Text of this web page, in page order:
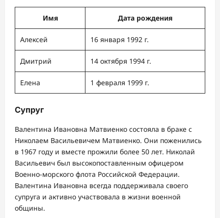
Имя Дата рождения
Алексей 16 января 1992 г.
Дмитрий 14 октября 1994 г.
Елена 1 февраля 1999 г.
Супруг
Валентина Ивановна Матвиенко состояла в браке с
Николаем Васильевичем Матвиенко. Они поженились
в 1967 году и вместе прожили более 50 лет. Николай
Васильевич был высокопоставленным офицером
Военно-морского флота Российской Федерации.
Валентина Ивановна всегда поддерживала своего
супруга и активно участвовала в жизни военной
общины.